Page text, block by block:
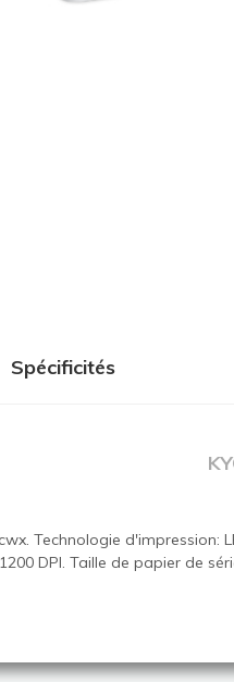
Spécificités
Technologie
DPI. Taille de papier de